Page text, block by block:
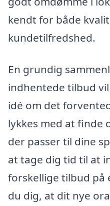
kendt for både
kundetilfredshed.
En grundig
indhentede tilbud
idé om det
lykkes med at finde
der passer til dine
at tage dig tid til at
forskellige tilbud på
du dig, at dit nye